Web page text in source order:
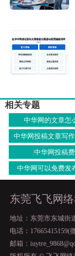
相关专题
中华网的文章怎
中华网投稿文章写
中华网投稿
中华网可以免费发
东莞飞飞网
地址：东莞市东城街
电话：17665415159(
邮箱：